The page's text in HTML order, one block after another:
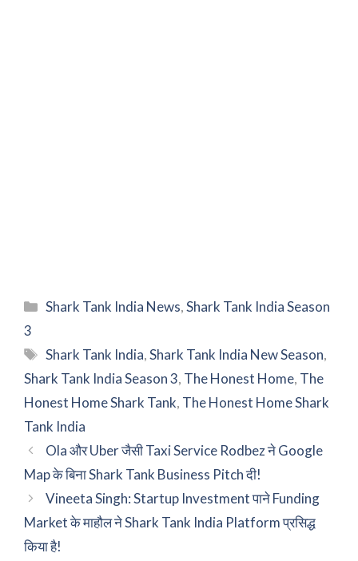
Categories
Shark Tank India News,Shark Tank India Season
3
Tags
Shark Tank India,Shark Tank India New Season,
Shark Tank India Season 3, The Honest Home, The
Honest Home Shark Tank, The Honest Home Shark
Tank India
Ola और Uber जैसी Taxi Service Rodbez ने Google
Map के बिना Shark Tank Business Pitch दी!
Vineeta Singh: Startup Investment पाने Funding
Market के माहौल ने Shark Tank India Platform प्रसिद्ध
किया है!